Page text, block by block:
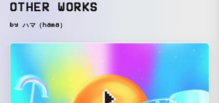
OTHER WORKS
by ハマ（hama）